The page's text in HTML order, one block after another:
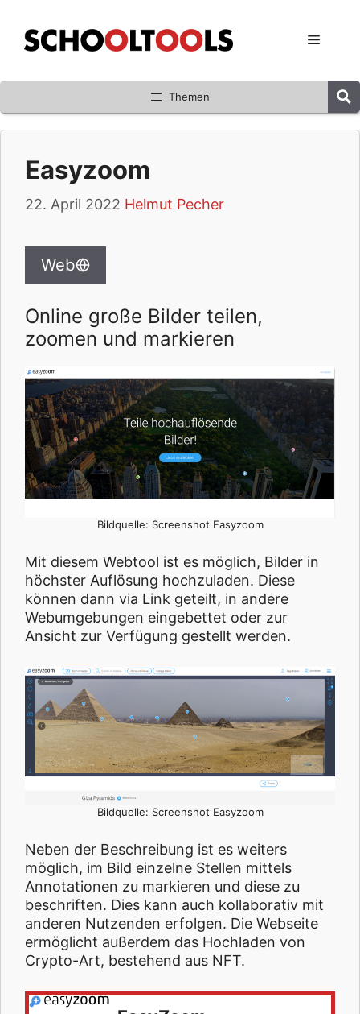
Inhalt
springen
Menü
Themen
Easyzoom
22. April 2022 Helmut Pecher
Web
Online große Bilder teilen,
zoomen und markieren
Bildquelle: Screenshot Easyzoom
Mit diesem Webtool ist es möglich, Bilder in
höchster Auflösung hochzuladen. Diese
können dann via Link geteilt, in andere
Webumgebungen eingebettet oder zur
Ansicht zur Verfügung gestellt werden.
Bildquelle: Screenshot Easyzoom
Neben der Beschreibung ist es weiters
möglich, im Bild einzelne Stellen mittels
Annotationen zu markieren und diese zu
beschriften. Dies kann auch kollaborativ mit
anderen Nutzenden erfolgen. Die Webseite
ermöglicht außerdem das Hochladen von
Crypto-Art, bestehend aus NFT.